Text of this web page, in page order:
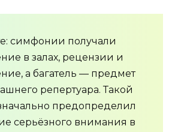
симфонии получали
в залах, рецензии и
а багатель — предмет
репертуара. Такой
предопределил
серьёзного внимания в